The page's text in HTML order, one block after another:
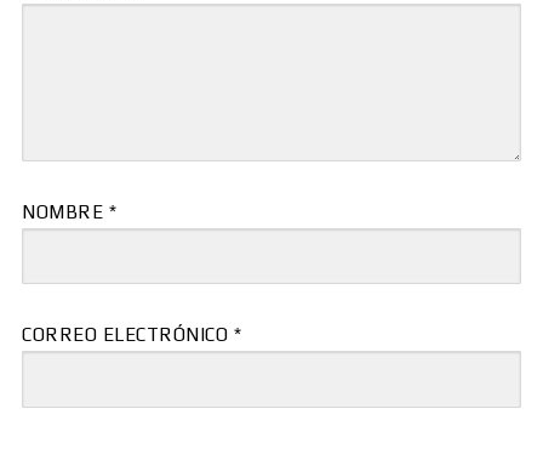
NOMBRE *
CORREO ELECTRÓNICO *